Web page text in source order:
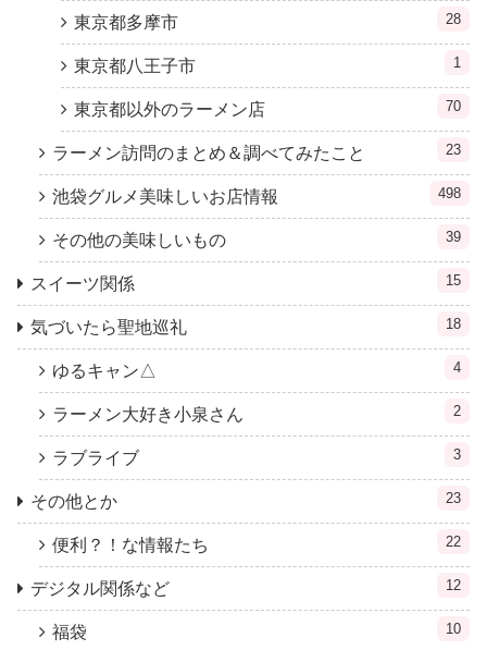
東京都多摩市 28
東京都八王子市 1
東京都以外のラーメン店 70
ラーメン訪問のまとめ＆調べてみたこと 23
池袋グルメ美味しいお店情報 498
その他の美味しいもの 39
スイーツ関係 15
気づいたら聖地巡礼 18
ゆるキャン△ 4
ラーメン大好き小泉さん 2
ラブライブ 3
その他とか 23
便利？！な情報たち 22
デジタル関係など 12
福袋 10